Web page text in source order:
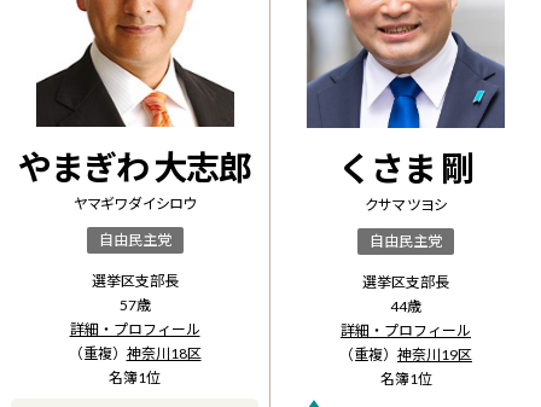
やまぎわ 大志郎
ヤマギワ ダイシロウ
自由民主党
選挙区支部長
57歳
詳細・プロフィール
（重複） 神奈川18区
名簿1位
くさま 剛
クサマ ツヨシ
自由民主党
選挙区支部長
44歳
詳細・プロフィール
（重複） 神奈川19区
名簿1位